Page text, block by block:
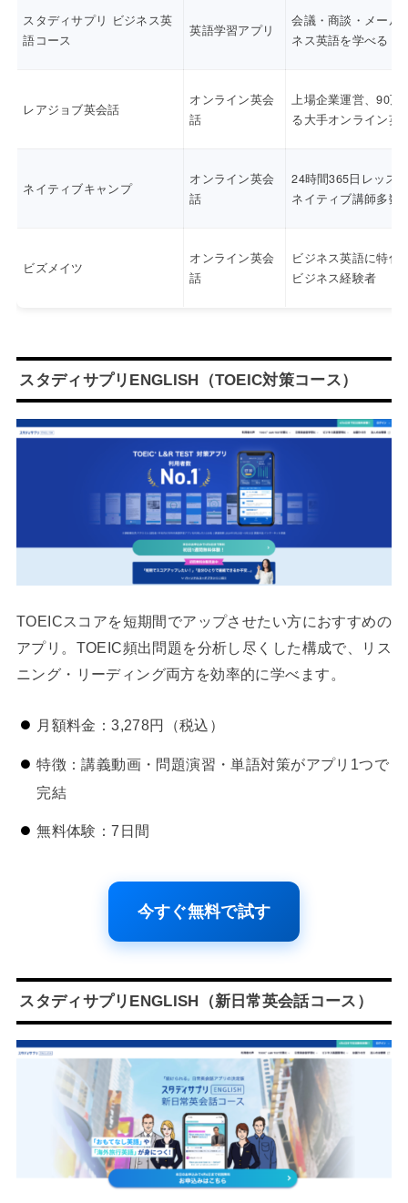
スタディサプリ ビジネス英
語コース
英語学習アプリ
会議・商談・メール
ネス英語を学べる
レアジョブ英会話
オンライン英会
話
上場企業運営、90万
る大手オンライン英
ネイティブキャンプ
オンライン英会
話
24時間365日レッス
ネイティブ講師多数
ビズメイツ
オンライン英会
話
ビジネス英語に特化
ビジネス経験者
スタディサプリENGLISH（TOEIC対策コース）
TOEICスコアを短期間でアップさせたい方におすすめの
アプリ。TOEIC頻出問題を分析し尽くした構成で、リス
ニング・リーディング両方を効率的に学べます。
月額料金：3,278円（税込）
特徴：講義動画・問題演習・単語対策がアプリ1つで
完結
無料体験：7日間
今すぐ無料で試す
スタディサプリENGLISH（新日常英会話コース）